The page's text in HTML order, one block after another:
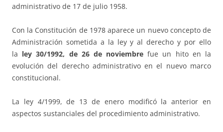
administrativo de 17 de julio 1958.
Con la Constitución de 1978 aparece un nuevo concepto de
Administración sometida a la ley y al derecho y por ello
la ley 30/1992, de 26 de noviembre fue un hito en la
evolución del derecho administrativo en el nuevo marco
constitucional.
La ley 4/1999, de 13 de enero modificó la anterior en
aspectos sustanciales del procedimiento administrativo.